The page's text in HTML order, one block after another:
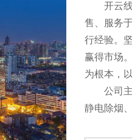
开云
售、服务
行经验。
赢得市场
为根本，
公司
静电除烟